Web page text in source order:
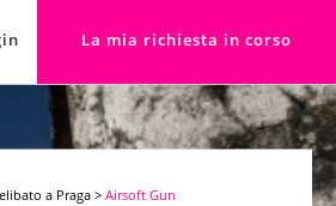
La mia richiesta in corso
a Praga >Airsoft Gun